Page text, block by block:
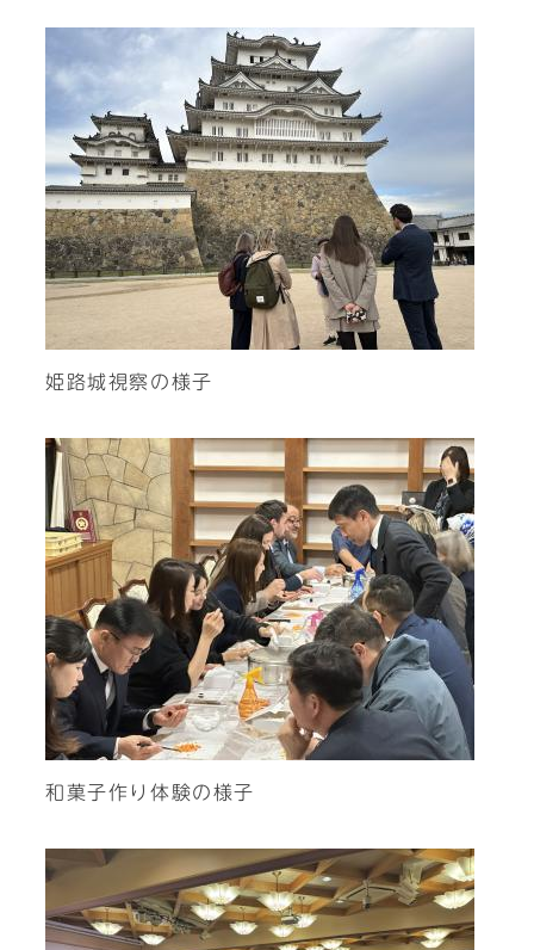
姫路城視察の様子
和菓子作り体験の様子